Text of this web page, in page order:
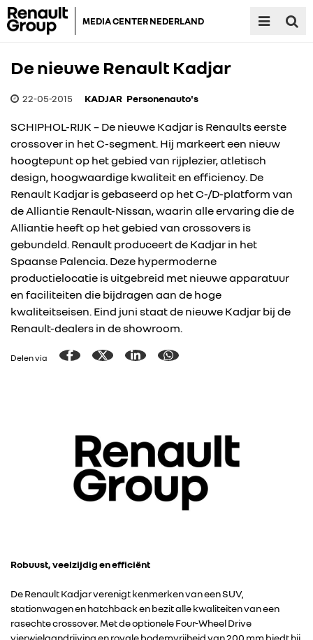
MEDIA CENTER NEDERLAND
De nieuwe Renault Kadjar
22-05-2015 KADJAR Personenauto's
SCHIPHOL-RIJK – De nieuwe Kadjar is Renaults eerste
crossover in het C-segment. Hij markeert een nieuw
hoogtepunt op het gebied van rijplezier, atletisch
design, hoogwaardige kwaliteit en efficiency. De
Renault Kadjar is gebaseerd op het C-/D-platform van
de Alliantie Renault-Nissan, waarin alle ervaring die de
Alliantie heeft op het gebied van crossovers is
gebundeld. Renault produceert de Kadjar in het
Spaanse Palencia. Deze hypermoderne
productielocatie is uitgebreid met nieuwe apparatuur
en faciliteiten die bijdragen aan de hoge
kwaliteitseisen. Eind juni staat de nieuwe Kadjar bij de
Renault-dealers in de showroom.
Delen via
Robuust, veelzijdig en efficiënt
De Renault Kadjar verenigt kenmerken van een SUV,
stationwagen en hatchback en bezit alle kwaliteiten van een
rasechte crossover. Met de optionele Four-Wheel Drive